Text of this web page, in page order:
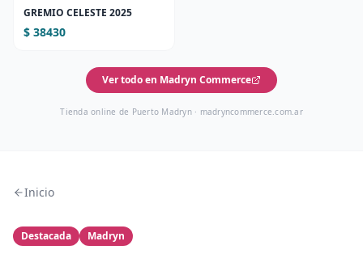
GREMIO CELESTE 2025
$ 38430
Ver todo en Madryn Commerce
Tienda online de Puerto Madryn · madryncommerce.com.ar
Inicio
Destacada Madryn